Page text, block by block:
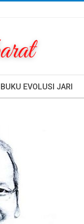
BUKU EVOLUSI JARI